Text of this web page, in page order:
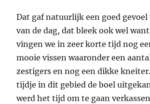
Dat gaf natuurlijk een goed gevoel
van de dag, dat bleek ook wel
vingen we in zeer korte tijd nog
mooie vissen waaronder een
zestigers en nog een dikke
tijdje in dit gebied de boel
werd het tijd om te gaan